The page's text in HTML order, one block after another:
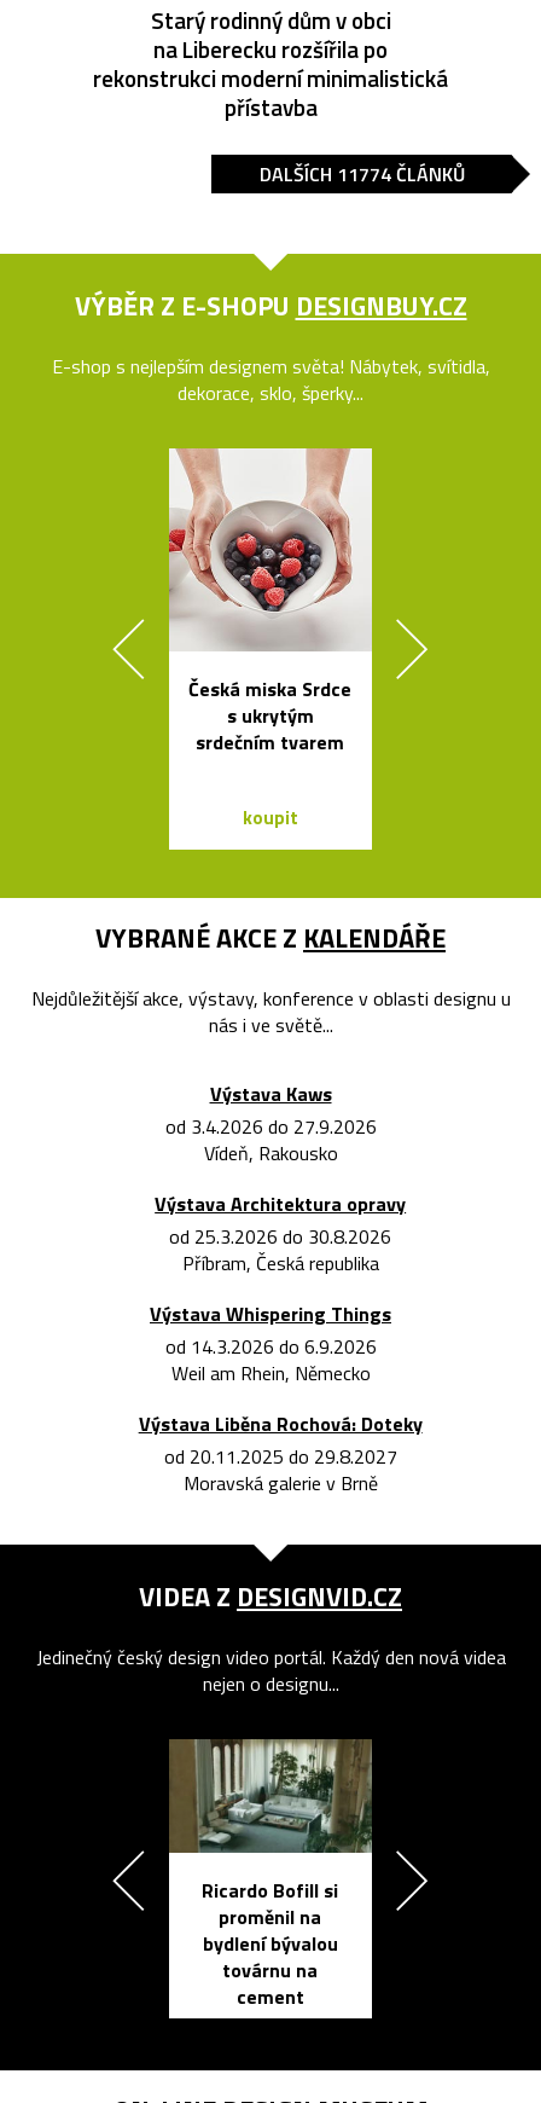
Starý rodinný dům v obci
na Liberecku rozšířila po
rekonstrukci moderní minimalistická
přístavba
DALŠÍCH 11774 ČLÁNKŮ
VÝBĚR Z E-SHOPU DESIGNBUY.CZ
E-shop s nejlepším designem světa! Nábytek, svítidla,
dekorace, sklo, šperky...
Česká miska Srdce
s ukrytým
srdečním tvarem
koupit
VYBRANÉ AKCE Z KALENDÁŘE
Nejdůležitější akce, výstavy, konference v oblasti designu u
nás i ve světě...
Výstava Kaws
od 3.4.2026 do 27.9.2026
Vídeň, Rakousko
Výstava Architektura opravy
od 25.3.2026 do 30.8.2026
Příbram, Česká republika
Výstava Whispering Things
od 14.3.2026 do 6.9.2026
Weil am Rhein, Německo
Výstava Liběna Rochová: Doteky
od 20.11.2025 do 29.8.2027
Moravská galerie v Brně
VIDEA Z DESIGNVID.CZ
Jedinečný český design video portál. Každý den nová videa
nejen o designu...
Ricardo Bofill si
proměnil na
bydlení bývalou
továrnu na
cement